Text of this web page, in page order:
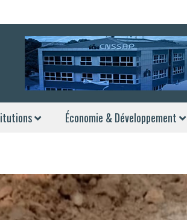
Économie & Développement